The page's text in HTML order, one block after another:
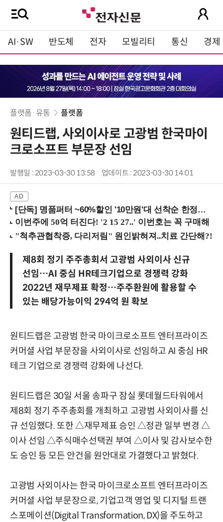
AI·SW 반도체 전자 모빌리티 통신 경제
플랫폼·유통 플랫폼
원티드랩, 사외이사로 고광범 한국마이
크로소프트 부문장 선임
발행일 : 2023-03-30 13:58 업데이트 : 2023-03-30 14:01
[단독] 명품퍼터 ~60%할인 '10만원'대 선착순 한정판매!
제8회 정기 주주총회서 고광범 사외이사 신규
선임…AI 중심 HR테크기업으로 경쟁력 강화
2022년 재무제표 확정…주주환원에 활용할 수
있는 배당가능이익 294억 원 확보
원티드랩은 고광범 한국 마이크로소프트 엔터프라이즈
커머셜 사업 부문장을 사외이사로 선임하고 AI 중심 HR
테크 기업으로 경쟁력 강화에 나선다.
원티드랩은 30일 서울 송파구 잠실 롯데월드타워에서
제8회 정기 주주총회를 개최하고 고광범 사외이사를 신
규 선임했다. 또한 △재무제표 승인 △정관 일부 변경 △
이사 선임 △주식매수선택권 부여 △이사 및 감사보수한
도 승인 등 모든 안건을 원안대로 가결했다고 밝혔다.
고광범 사외이사는 한국 마이크로소프트 엔터프라이즈
커머셜 사업 부문장으로, 기업고객 영업 및 디지털 트랜
스포메이션(Digital Transformation, DX)을 주도하고